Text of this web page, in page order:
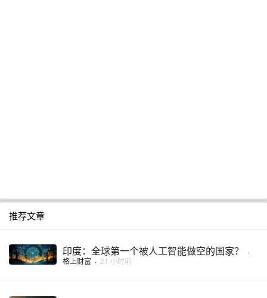
推荐文章
印度：全球第一个被人工智能做空的国家？
·
格上财富 · 21 小时前